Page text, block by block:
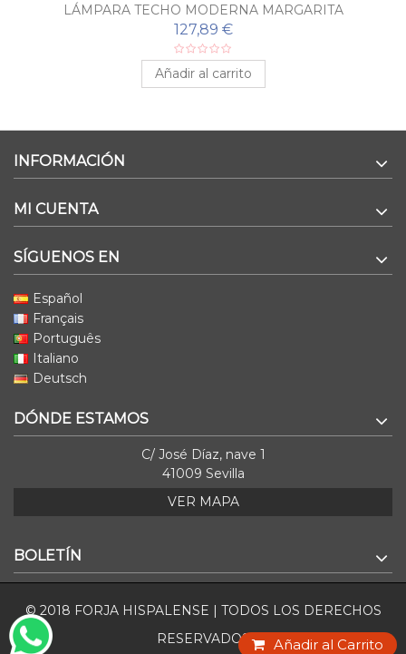
LÁMPARA TECHO MODERNA MARGARITA
127,89 €
Añadir al carrito
INFORMACIÓN
MI CUENTA
SÍGUENOS EN
Español
Français
Português
Italiano
Deutsch
DÓNDE ESTAMOS
C/ José Díaz, nave 1
41009 Sevilla
VER MAPA
BOLETÍN
© 2018 FORJA HISPALENSE | TODOS LOS DERECHOS
RESERVADOS
Añadir al Carrito